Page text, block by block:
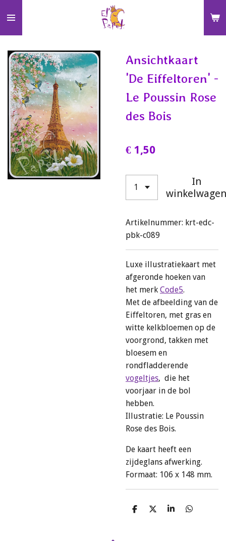
direct
naar
de
hoofdinhoud
Ansichtkaart
'De Eiffeltoren' -
Le Poussin Rose
des Bois
€ 1,50
In
winkelwagen
Artikelnummer: krt-edc-
pbk-c089
Luxe illustratiekaart met
afgeronde hoeken van
het merk Code5.
Met de afbeelding van de
Eiffeltoren, met gras en
witte kelkbloemen op de
voorgrond, takken met
bloesem en
rondfladderende
vogeltjes, die het
voorjaar in de bol
hebben.
Illustratie: Le Poussin
Rose des Bois.
De kaart heeft een
zijdeglans afwerking.
Formaat: 106 x 148 mm.
D
D
S
D